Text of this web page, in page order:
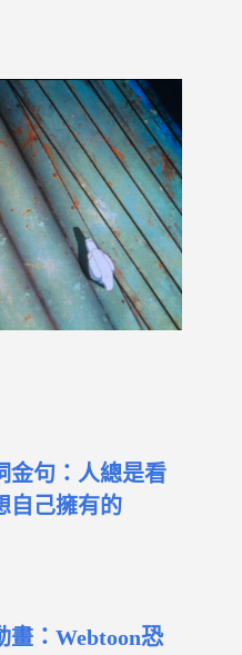
金句：人總是看
自己擁有的
畫：Webtoon恐